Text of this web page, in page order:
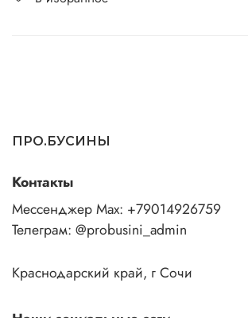
ПРО.БУСИНЫ
Контакты
Мессенджер Max: +79014926759
Телеграм: @probusini_admin
Краснодарский край, г Сочи